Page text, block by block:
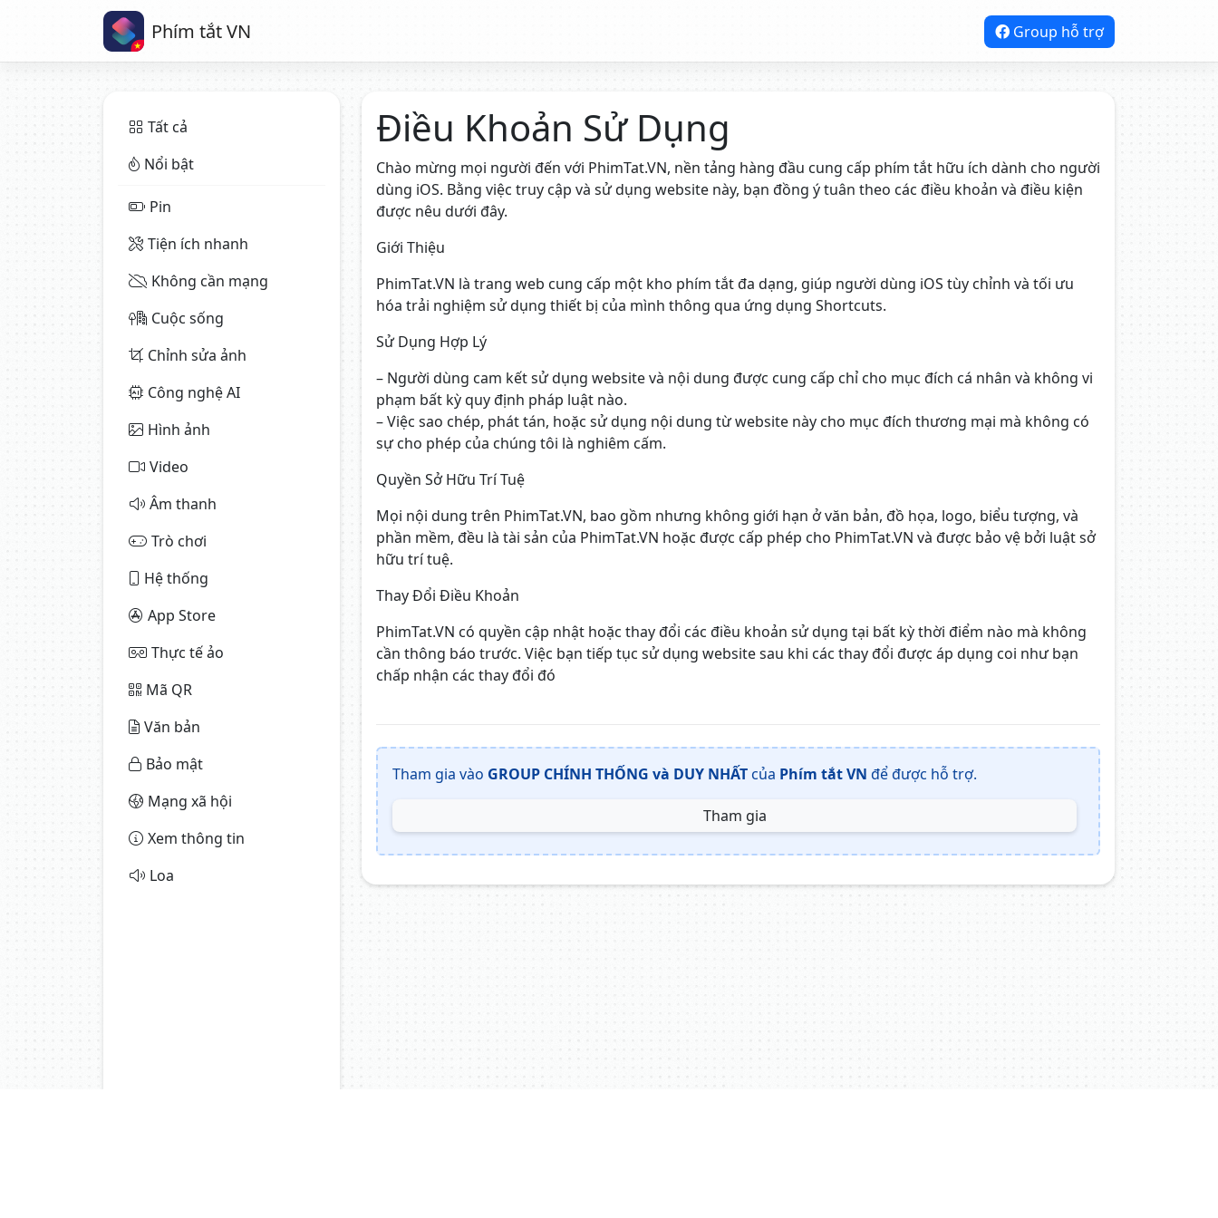
Phím tắt VN Group hỗ trợ
Tất cả
Nổi bật
Pin
Tiện ích nhanh
Không cần mạng
Cuộc sống
Chỉnh sửa ảnh
Công nghệ AI
Hình ảnh
Video
Âm thanh
Trò chơi
Hệ thống
App Store
Thực tế ảo
Mã QR
Văn bản
Bảo mật
Mạng xã hội
Xem thông tin
Loa
Điều Khoản Sử Dụng
Chào mừng mọi người đến với PhimTat.VN, nền tảng hàng đầu cung cấp phím tắt hữu ích dành cho người
dùng iOS. Bằng việc truy cập và sử dụng website này, bạn đồng ý tuân theo các điều khoản và điều kiện
được nêu dưới đây.
Giới Thiệu
PhimTat.VN là trang web cung cấp một kho phím tắt đa dạng, giúp người dùng iOS tùy chỉnh và tối ưu
hóa trải nghiệm sử dụng thiết bị của mình thông qua ứng dụng Shortcuts.
Sử Dụng Hợp Lý
– Người dùng cam kết sử dụng website và nội dung được cung cấp chỉ cho mục đích cá nhân và không vi
phạm bất kỳ quy định pháp luật nào.
– Việc sao chép, phát tán, hoặc sử dụng nội dung từ website này cho mục đích thương mại mà không có
sự cho phép của chúng tôi là nghiêm cấm.
Quyền Sở Hữu Trí Tuệ
Mọi nội dung trên PhimTat.VN, bao gồm nhưng không giới hạn ở văn bản, đồ họa, logo, biểu tượng, và
phần mềm, đều là tài sản của PhimTat.VN hoặc được cấp phép cho PhimTat.VN và được bảo vệ bởi luật sở
hữu trí tuệ.
Thay Đổi Điều Khoản
PhimTat.VN có quyền cập nhật hoặc thay đổi các điều khoản sử dụng tại bất kỳ thời điểm nào mà không
cần thông báo trước. Việc bạn tiếp tục sử dụng website sau khi các thay đổi được áp dụng coi như bạn
chấp nhận các thay đổi đó
Tham gia vào GROUP CHÍNH THỐNG và DUY NHẤTcủa Phím tắt VN để được hỗ trợ.
Tham gia